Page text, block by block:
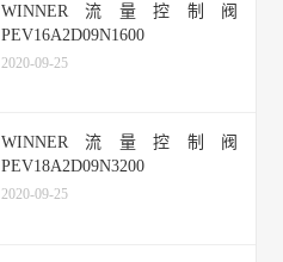
WINNER流量控制阀
PEV16A2D09N1600
2020-09-25
WINNER流量控制阀
PEV18A2D09N3200
2020-09-25